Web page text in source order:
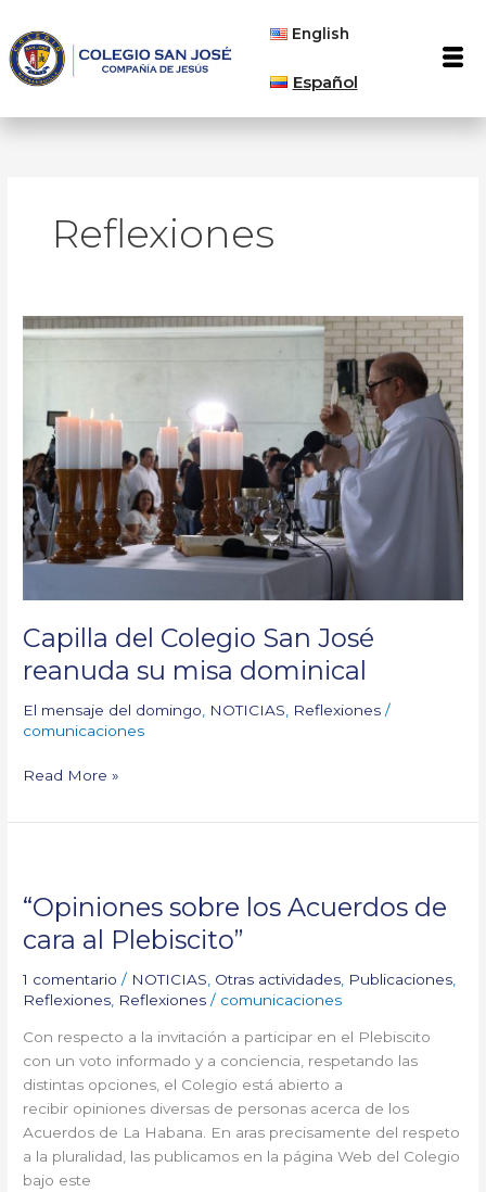
contenido
English
Español
Reflexiones
Capilla del Colegio San José
reanuda su misa dominical
El mensaje del domingo NOTICIAS Reflexiones /
comunicaciones
Capilla
José
reanuda
su
misa
dominical
Read More »
“Opiniones sobre los Acuerdos de
cara al Plebiscito”
1 comentario / NOTICIAS Otras actividades Publicaciones
Reflexiones Reflexiones / comunicaciones
Con respecto a la invitación a participar en el Plebiscito
con un voto informado y a conciencia, respetando las
distintas opciones, el Colegio está abierto a
recibir opiniones diversas de personas acerca de los
Acuerdos de La Habana. En aras precisamente del respeto
a la pluralidad, las publicamos en la página Web del Colegio
bajo este
los
Acuerdos
de
cara
al